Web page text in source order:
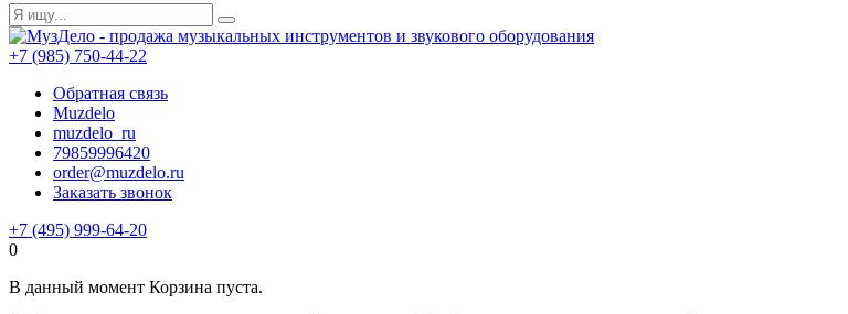
+7 (985) 750-44-22
Обратная связь
Muzdelo
muzdelo_ru
79859996420
order@muzdelo.ru
Заказать звонок
+7 (495) 999-64-20
0
В данный момент Корзина пуста.